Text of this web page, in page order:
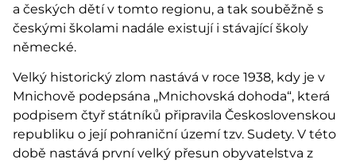
a českých dětí v tomto regionu, a tak souběžně s
českými školami nadále existují i stávající školy
německé.
Velký historický zlom nastává v roce 1938, kdy je v
Mnichově podepsána „Mnichovská dohoda“, která
podpisem čtyř státníků připravila Československou
republiku o její pohraniční území tzv. Sudety. V této
době nastává první velký přesun obyvatelstva z